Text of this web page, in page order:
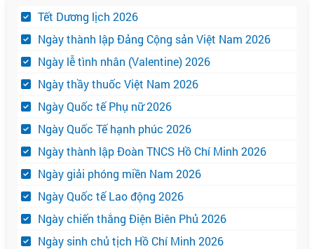
Tết Dương lịch 2026
Ngày thành lập Đảng Cộng sản Việt Nam 2026
Ngày lễ tình nhân (Valentine) 2026
Ngày thầy thuốc Việt Nam 2026
Ngày Quốc tế Phụ nữ 2026
Ngày Quốc Tế hạnh phúc 2026
Ngày thành lập Đoàn TNCS Hồ Chí Minh 2026
Ngày giải phóng miền Nam 2026
Ngày Quốc tế Lao động 2026
Ngày chiến thắng Điện Biên Phủ 2026
Ngày sinh chủ tịch Hồ Chí Minh 2026